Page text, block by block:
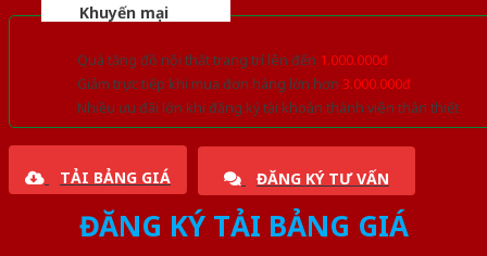
Khuyến mại
Quà tặng đồ nội thất trang trí lên đến 1.000.000đ
Giảm trực tiếp khi mua đơn hàng lớn hơn 3.000.000đ
Nhiều ưu đãi lớn khi đăng ký tài khoản thành viên thân thiết
TẢI BẢNG GIÁ ĐĂNG KÝ TƯ VẤN
ĐĂNG KÝ TẢI BẢNG GIÁ